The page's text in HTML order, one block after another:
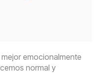
emocionalmente
normal y